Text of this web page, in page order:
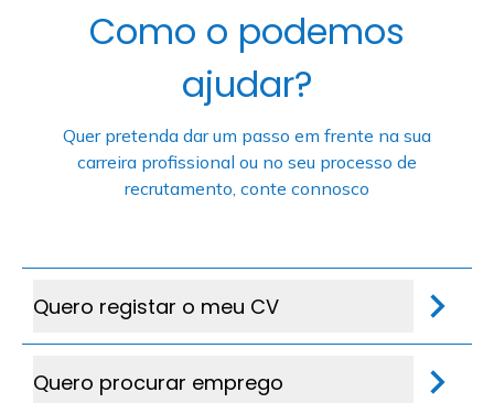
Como o podemos
ajudar?
Quer pretenda dar um passo em frente na sua
carreira profissional ou no seu processo de
recrutamento, conte connosco
Quero registar o meu CV
Quero procurar emprego